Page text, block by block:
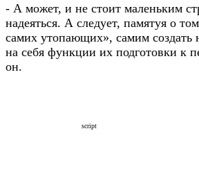
- А может, и не стоит маленьким
надеяться. А следует, памятуя о
самих утопающих», самим создать
на себя функции их подготовки к
он.
script